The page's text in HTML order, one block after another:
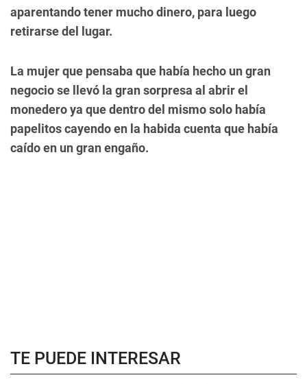
aparentando tener mucho dinero, para luego
retirarse del lugar.
La mujer que pensaba que había hecho un gran
negocio se llevó la gran sorpresa al abrir el
monedero ya que dentro del mismo solo había
papelitos cayendo en la habida cuenta que había
caído en un gran engaño.
TE PUEDE INTERESAR